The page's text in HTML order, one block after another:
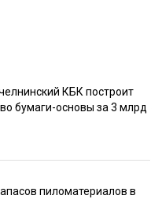
КБК построит
бумаги-основы за 3 млрд
пиломатериалов в